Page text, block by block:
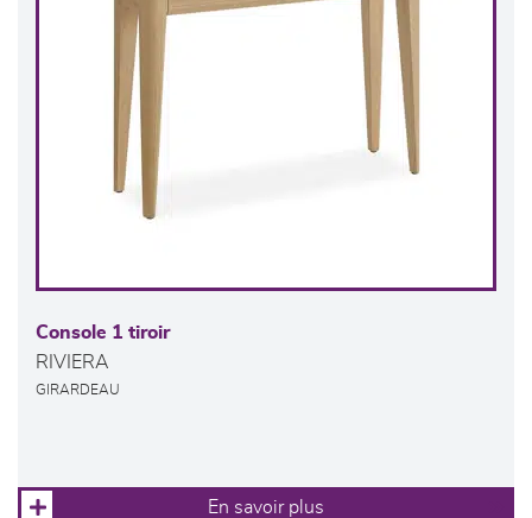
Console 1 tiroir
RIVIERA
GIRARDEAU
En savoir plus